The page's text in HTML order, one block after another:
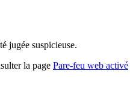
jugée suspicieuse.
la page Pare-feu web activé